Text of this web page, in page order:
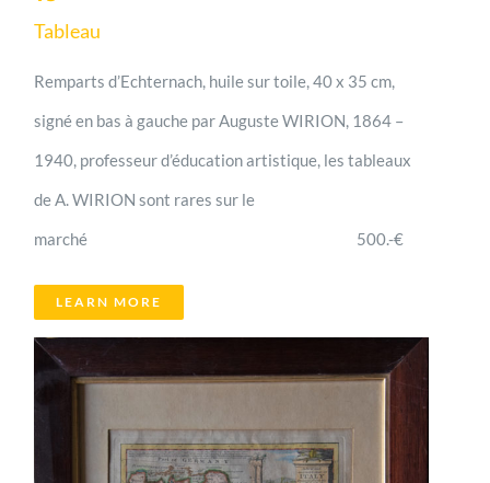
Tableau
Remparts d’Echternach, huile sur toile, 40 x 35 cm,
signé en bas à gauche par Auguste WIRION, 1864 –
1940, professeur d’éducation artistique, les tableaux
de A. WIRION sont rares sur le
marché 500.-€
LEARN MORE